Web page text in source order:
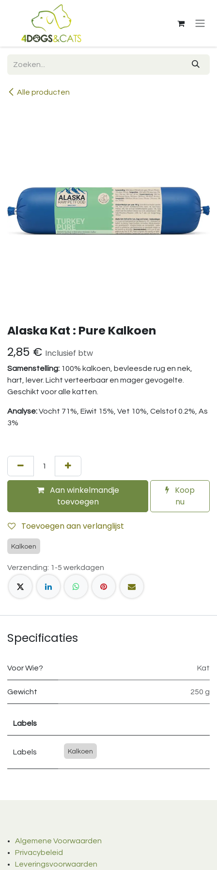
Overslaan naar inhoud
Alle producten
Alaska Kat : Pure Kalkoen
2,85 € Inclusief btw
Samenstelling: 100% kalkoen, bevleesde rug en nek,
hart, lever. Licht verteerbaar en mager gevogelte.
Geschikt voor alle katten.
Analyse:Vocht 71%, Eiwit 15%, Vet 10%, Celstof 0.2%, As
3%
Aan winkelmandje
toevoegen
Koop
nu
Toevoegen aan verlanglijst
Kalkoen
Verzending: 1-5 werkdagen
Specificaties
Voor Wie? Kat
Gewicht 250 g
Labels
Labels Kalkoen
Algemene Voorwaarden
Privacybeleid
Leveringsvoorwaarden